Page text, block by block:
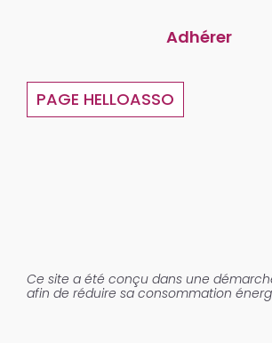
Adhérer
PAGE HELLOASSO
Ce site a été conçu dans une
afin de réduire sa consommation